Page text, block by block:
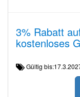
3% Rabatt
kostenloses
Gültig